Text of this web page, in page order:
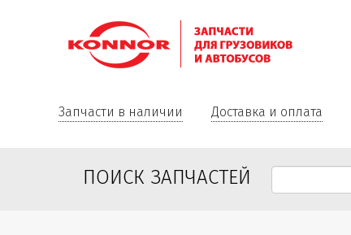
Запчасти в наличии Доставка и оплата
ПОИСК ЗАПЧАСТЕЙ